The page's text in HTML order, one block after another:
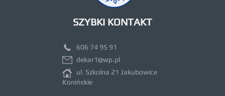
SZYBKI KONTAKT
606 74 95 91
dekar1@wp.pl
ul. Szkolna 21 Jakubowice
Konińskie